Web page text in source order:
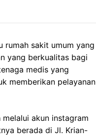
rumah sakit umum yang
yang berkualitas bagi
medis yang
memberikan pelayanan
akun instagram
berada di Jl. Krian-